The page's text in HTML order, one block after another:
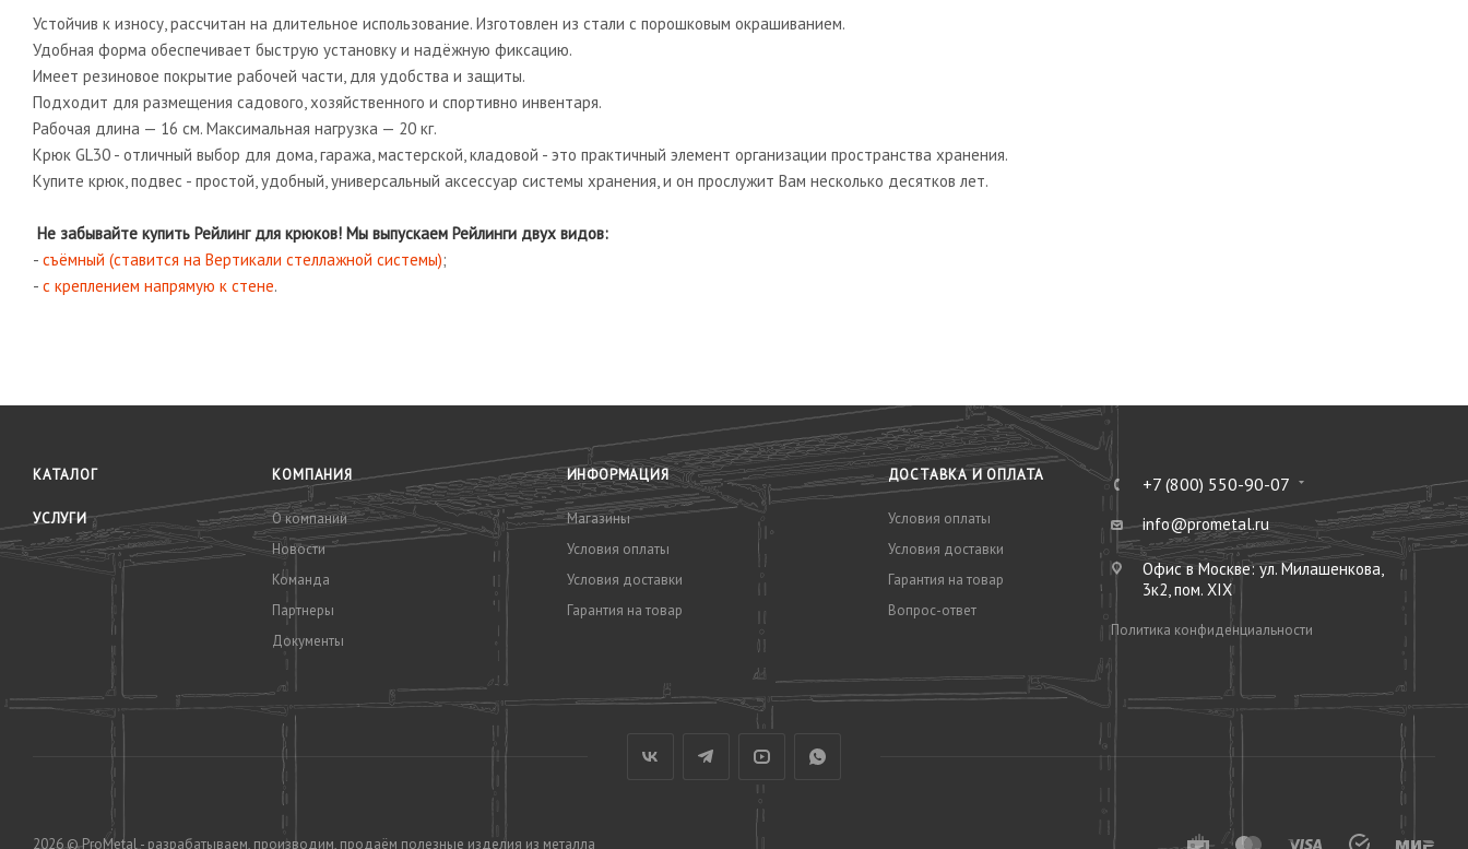
Устойчив к износу, рассчитан на длительное использование. Изготовлен из стали с порошковым окрашиванием.
Удобная форма обеспечивает быструю установку и надёжную фиксацию.
Имеет резиновое покрытие рабочей части, для удобства и защиты.
Подходит для размещения садового, хозяйственного и спортивно инвентаря.
Рабочая длина — 16 см. Максимальная нагрузка — 20 кг.
Крюк GL30 - отличный выбор для дома, гаража, мастерской, кладовой - это практичный элемент организации пространства хранения.
Купите крюк, подвес - простой, удобный, универсальный аксессуар системы хранения, и он прослужит Вам несколько десятков лет.
Не забывайте купить Рейлинг для крюков! Мы выпускаем Рейлинги двух видов:
- съёмный (ставится на Вертикали стеллажной системы);
- с креплением напрямую к стене.
КАТАЛОГ
УСЛУГИ
КОМПАНИЯ
О компании
Новости
Команда
Партнеры
Документы
ИНФОРМАЦИЯ
Магазины
Условия оплаты
Условия доставки
Гарантия на товар
ДОСТАВКА И ОПЛАТА
Условия оплаты
Условия доставки
Гарантия на товар
Вопрос-ответ
+7 (800) 550-90-07
info@prometal.ru
Офис в Москве: ул. Милашенкова,
3к2, пом. XIX
Политика конфиденциальности
2026 © ProMetal - разрабатываем, производим, продаём полезные изделия из металла